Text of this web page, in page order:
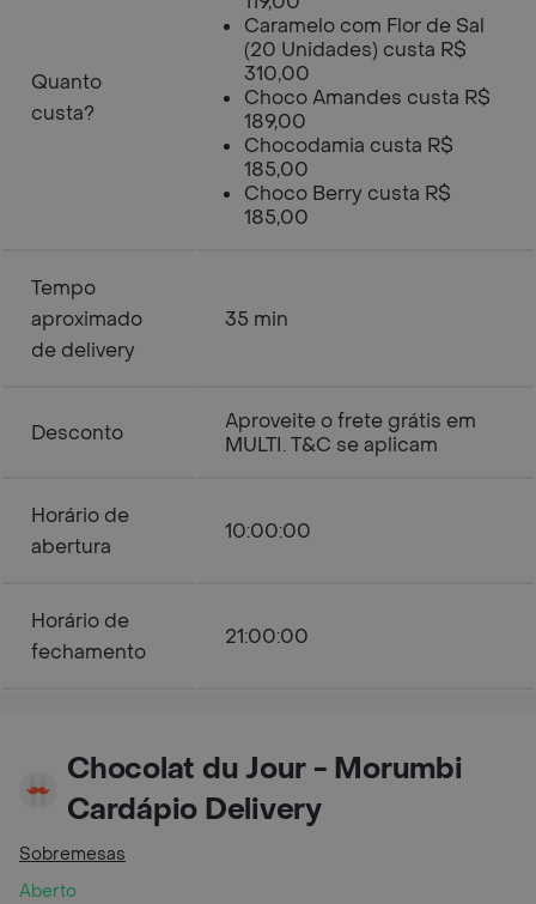
Quanto
custa?
Caramelo com Flor de Sal
(20 Unidades) custa R$
310,00
Choco Amandes custa R$
189,00
Chocodamia custa R$
185,00
Choco Berry custa R$
185,00
Tempo
aproximado
de delivery
35 min
Desconto
Aproveite o frete grátis em
MULTI. T&C se aplicam
Horário de
abertura
10:00:00
Horário de
fechamento
21:00:00
Chocolat du Jour - Morumbi
Cardápio Delivery
Sobremesas
Aberto